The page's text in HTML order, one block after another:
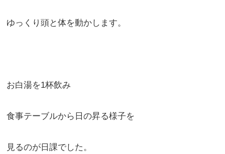
ゆっくり頭と体を動かします。
お白湯を1杯飲み
食事テーブルから日の昇る様子を
見るのが日課でした。